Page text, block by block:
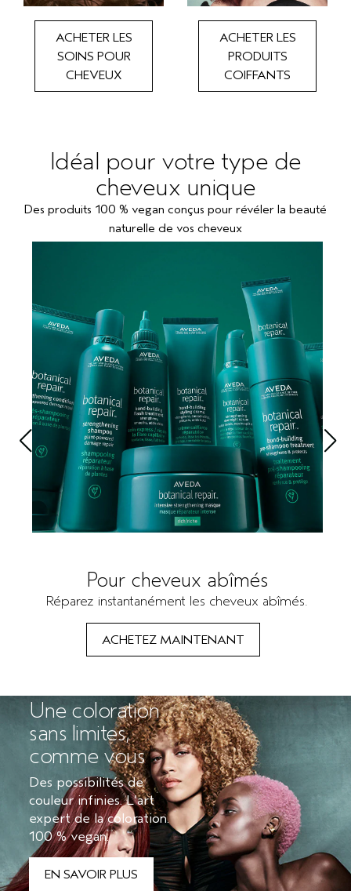
ACHETER LES
SOINS POUR
CHEVEUX
ACHETER LES
PRODUITS
COIFFANTS
Idéal pour votre type de
cheveux unique
Des produits 100 % vegan conçus pour révéler la beauté
naturelle de vos cheveux
Pour cheveux abîmés
Réparez instantanément les cheveux abîmés.
ACHETEZ MAINTENANT
Une coloration
sans limites,
comme vous
Des possibilités de
couleur infinies. L’art
expert de la coloration.
100 % vegan.
EN SAVOIR PLUS